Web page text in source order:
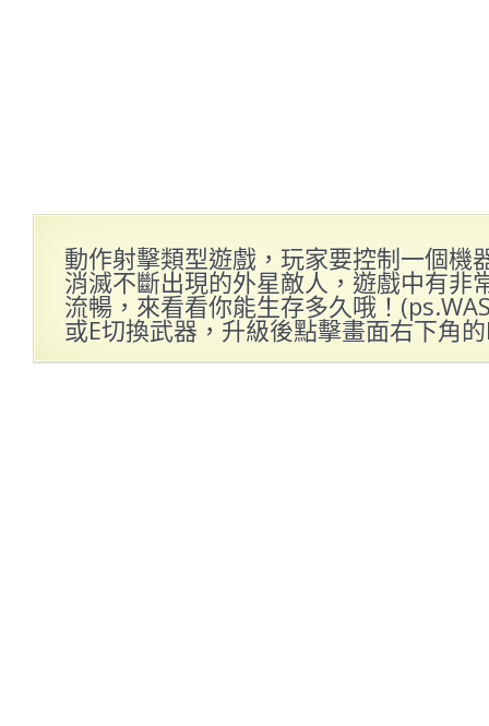
動作射擊類型遊戲，玩家要控制一個機
消滅不斷出現的外星敵人，遊戲中有非
流暢，來看看你能生存多久哦！
或E切換武器，升級後點擊畫面右下角